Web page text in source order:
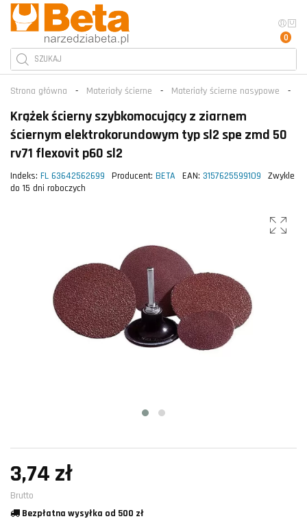
0
Strona główna Materiały ścierne Materiały ścierne nasypowe
Krążek ścierny szybkomocujący z ziarnem
ściernym elektrokorundowym typ sl2 spe zmd 50
rv71 flexovit p60 sl2
Indeks: FL 63642562699 Producent: BETA EAN: 3157625599109
Zwykle
do 15 dni roboczych
3,74 zł
Brutto
Bezpłatna wysyłka od 500 zł